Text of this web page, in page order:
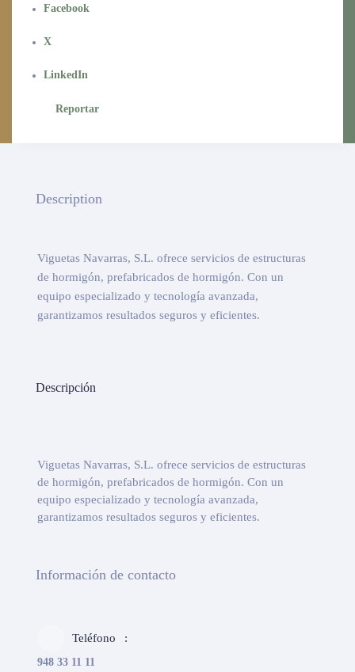
Facebook
X
LinkedIn
Reportar
Description
Viguetas Navarras, S.L. ofrece servicios de estructuras
de hormigón, prefabricados de hormigón. Con un
equipo especializado y tecnología avanzada,
garantizamos resultados seguros y eficientes.
Descripción
Viguetas Navarras, S.L. ofrece servicios de estructuras
de hormigón, prefabricados de hormigón. Con un
equipo especializado y tecnología avanzada,
garantizamos resultados seguros y eficientes.
Información de contacto
Teléfono
948 33 11 11